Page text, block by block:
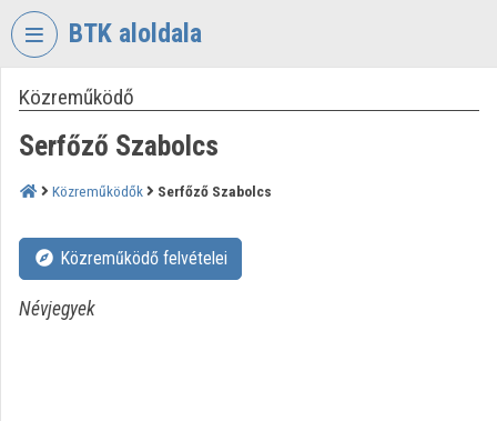
Fejléc kihagyása
BTK aloldala
VIDEOTORIUM
BÖLCSÉSZETTUDOMÁNYI
KUTATÓKÖZPONT
Bejelentkezés
Intézményi felfedezés
Közreműködő
Serfőző Szabolcs
Közreműködők Serfőző Szabolcs
Közreműködő felvételei
Névjegyek